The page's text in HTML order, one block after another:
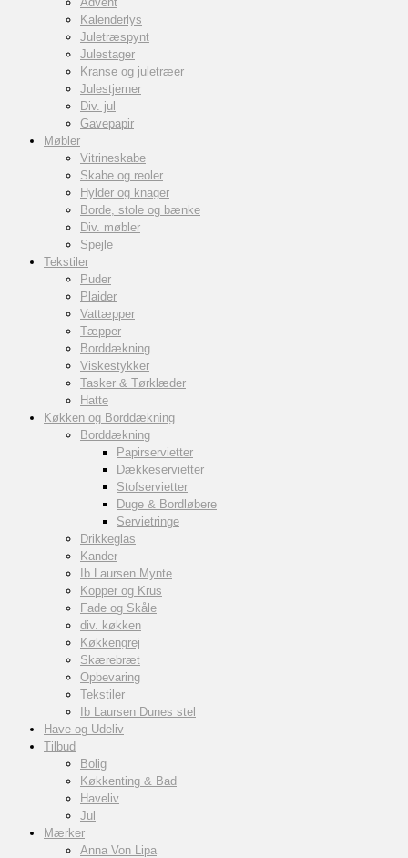
Kalenderlys
Juletræspynt
Julestager
Kranse og juletræer
Julestjerner
Div. jul
Gavepapir
Møbler
Vitrineskabe
Skabe og reoler
Hylder og knager
Borde, stole og bænke
Div. møbler
Spejle
Tekstiler
Puder
Plaider
Vattæpper
Tæpper
Borddækning
Viskestykker
Tasker & Tørklæder
Hatte
Køkken og Borddækning
Borddækning
Papirservietter
Dækkeservietter
Stofservietter
Duge & Bordløbere
Servietringe
Drikkeglas
Kander
Ib Laursen Mynte
Kopper og Krus
Fade og Skåle
div. køkken
Køkkengrej
Skærebræt
Opbevaring
Tekstiler
Ib Laursen Dunes stel
Have og Udeliv
Tilbud
Bolig
Køkkenting & Bad
Haveliv
Jul
Mærker
Anna Von Lipa